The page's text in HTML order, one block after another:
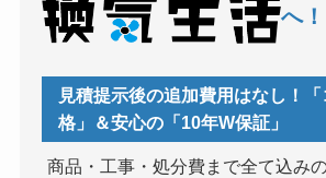
へ！
見積提示後の追加費用はなし！
格」＆安心の「10年W保証」
商品・工事・処分費まで全て込み